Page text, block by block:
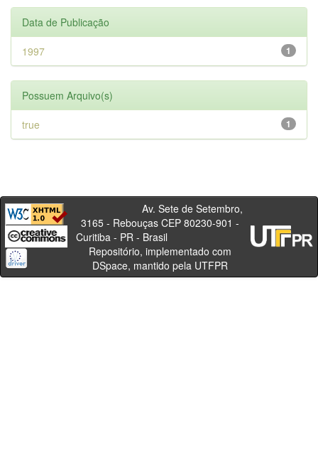
Data de Publicação
1
1997
Possuem Arquivo(s)
1
true
Av. Sete de Setembro,
3165 - Rebouças CEP 80230-901 -
Curitiba - PR - Brasil
Repositório, implementado com
DSpace, mantido pela UTFPR